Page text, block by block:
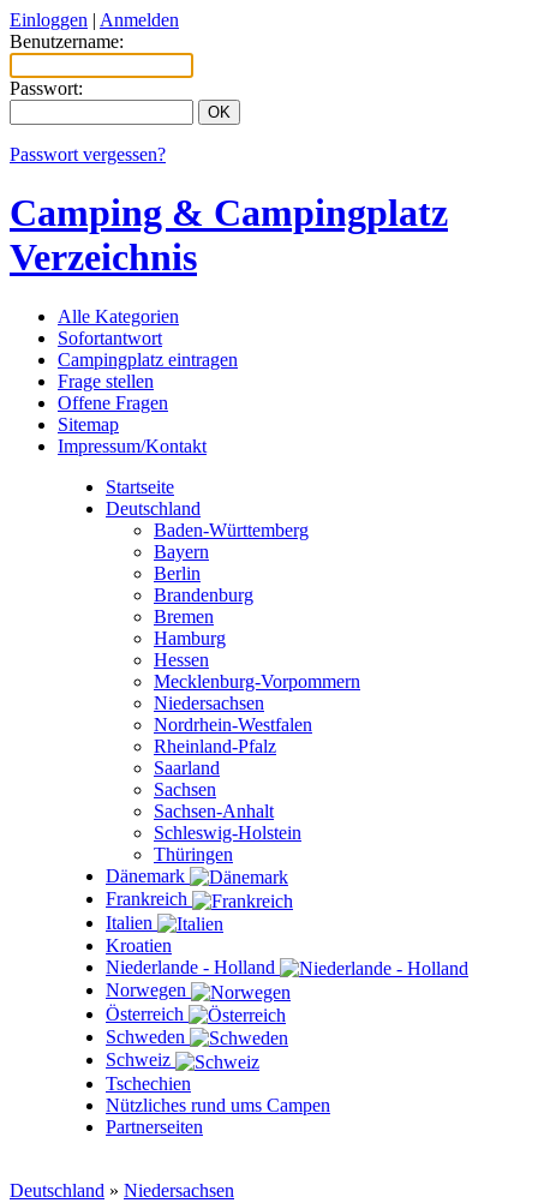
Einloggen | Anmelden
Benutzername:
Passwort:
Passwort vergessen?
Camping & Campingplatz
Verzeichnis
Alle Kategorien
Sofortantwort
Campingplatz eintragen
Frage stellen
Offene Fragen
Sitemap
Impressum/Kontakt
Startseite
Deutschland
Baden-Württemberg
Bayern
Berlin
Brandenburg
Bremen
Hamburg
Hessen
Mecklenburg-Vorpommern
Niedersachsen
Nordrhein-Westfalen
Rheinland-Pfalz
Saarland
Sachsen
Sachsen-Anhalt
Schleswig-Holstein
Thüringen
Dänemark
Frankreich
Italien
Kroatien
Niederlande - Holland
Norwegen
Österreich
Schweden
Schweiz
Tschechien
Nützliches rund ums Campen
Partnerseiten
Deutschland » Niedersachsen